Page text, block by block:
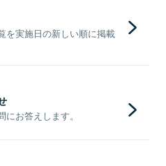
を実施日の新しい順に掲載
お答えします。